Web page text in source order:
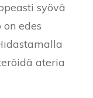
syövä
edes
ateria